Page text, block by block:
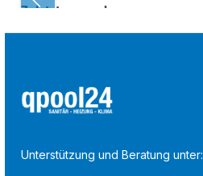
Zuletzt angesehen:
Unterstützung und Beratung unter: